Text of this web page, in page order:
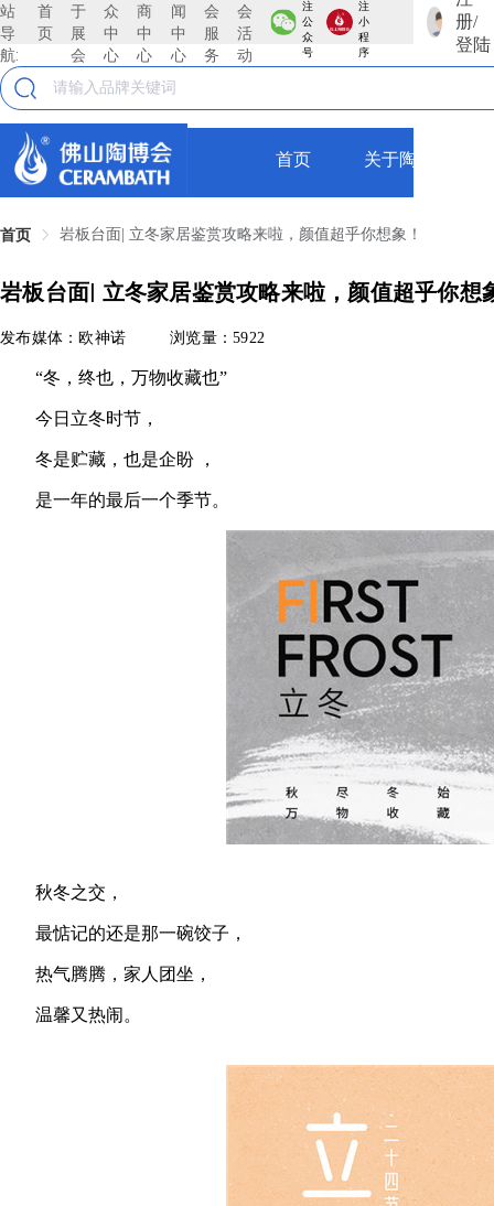
站
导
航:
首
页
于
展
会
众
中
心
商
中
心
闻
中
心
会
服
务
会
活
动
注
公
众
号
注
小
程
序
册/
登陆
首页 关于陶博会
首页 岩板台面| 立冬家居鉴赏攻略来啦，颜值超乎你想象！
岩板台面| 立冬家居鉴赏攻略来啦，颜值超乎你想
发布媒体：欧神诺 浏览量：5922
“冬，终也，万物收藏也”
今日立冬时节，
冬是贮藏，也是企盼 ，
是一年的最后一个季节。
秋冬之交，
最惦记的还是那一碗饺子，
热气腾腾，家人团坐，
温馨又热闹。